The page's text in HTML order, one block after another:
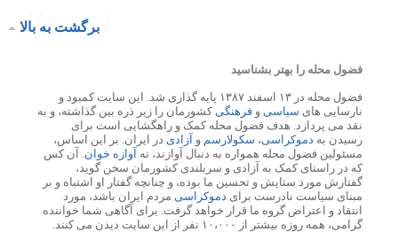
برگشت به بالا
فضول محله را بهتر بشناسید
فضول محله در ۱۳ اسفند ۱۳۸۷ پایه گذاری شد. این سایت کمبود و
نارسایی های سیاسی و فرهنگی کشورمان را زیر ذره بین گذاشته، و به
نقد می پردازد. هدف فضول محله کمک و راهگشایی است برای
رسیدن به دموکراسی، سکولارسم و آزادی در ایران. بر این اساس،
مسئولین فضول محله همواره به دنبال آوازند، نه آوازه خوان . آن کس
که در راستای کمک به آزادی و سربلندی کشورمان سخن گوید،
گفتارش مورد ستایش و تحسین ما بوده، و چنانچه گفتار او اشتباه و بر
مبنای سیاست نادرست برای دموکراسی مردم ایران باشد، مورد
انتقاد و اعتراض گروه ما قرار خواهد گرفت. برای آگاهی شما خواننده
گرامی، همه روزه بیشتر از ۱۰،۰۰۰ نفر از این سایت دیدن می کنند.